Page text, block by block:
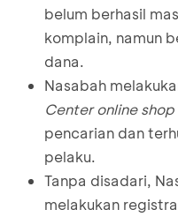
belum berhasil
komplain, namun
dana.
Nasabah
Center online shop
pencarian dan
pelaku.
Tanpa disadari,
melakukan